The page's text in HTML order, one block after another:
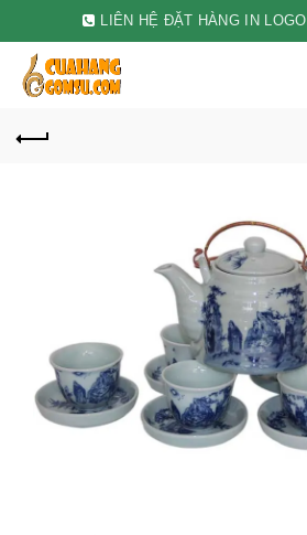
LIÊN HỆ ĐẶT HÀNG IN LOGO